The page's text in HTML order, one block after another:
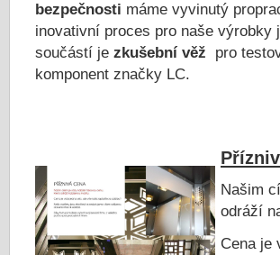
bezpečnosti máme vyvinutý
inovativní proces pro naše výrobky
součástí je zkušební věž pro
komponent značky LC.
Našim
odráží
Cena je